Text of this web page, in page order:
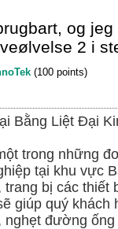
og
2 i
(100 points)
Bằng Liệt Đại
trong những
tại khu vực
trang bị các thiết
giúp quý
nghẹt đường